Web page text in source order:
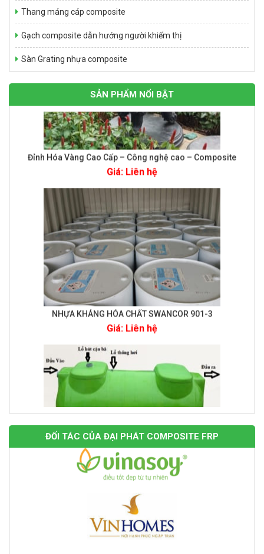
Thang máng cáp composite
Gạch composite dẫn hướng người khiếm thị
Sàn Grating nhựa composite
SẢN PHẨM NỔI BẬT
Đỉnh Hóa Vàng Cao Cấp – Công nghệ cao – Composite
Giá: Liên hệ
NHỰA KHÁNG HÓA CHẤT SWANCOR 901-3
Giá: Liên hệ
Bể tự hoại Septic tank 1,5 m3
Giá: Liên hệ
ĐỐI TÁC CỦA ĐẠI PHÁT COMPOSITE FRP